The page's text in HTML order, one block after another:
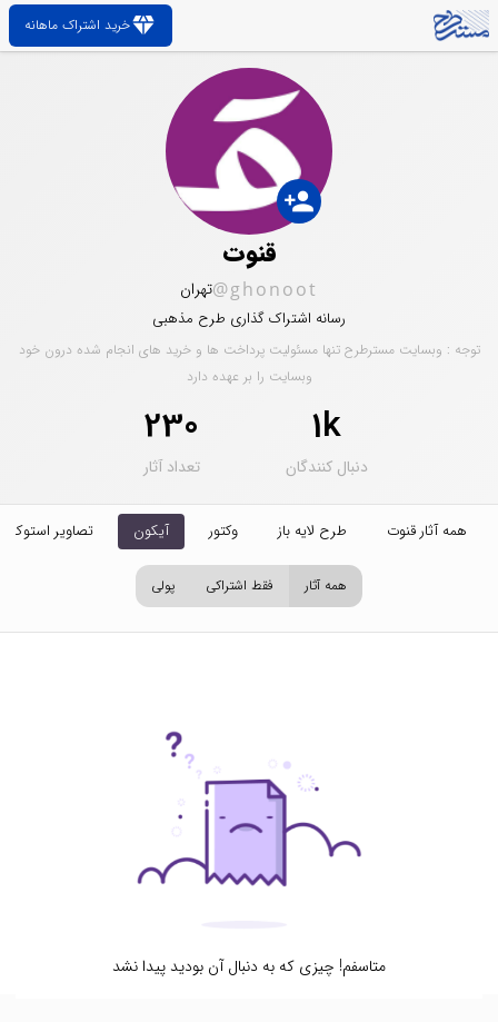
diamondخرید اشتراک ماهانه
person_add
قنوت
@ghonootتهران
رسانه اشتراک گذاری طرح مذهبی
توجه : وبسایت مسترطرح تنها مسئولیت پرداخت ها و خرید های انجام شده درون خود
وبسایت را بر عهده دارد
1k
دنبال کنندگان
230
تعداد آثار
همه آثار قنوت طرح لایه باز وکتور آیکون تصاویر استوک
همه آثار فقط اشتراکی پولی
متاسفم! چیزی که به دنبال آن بودید پیدا نشد